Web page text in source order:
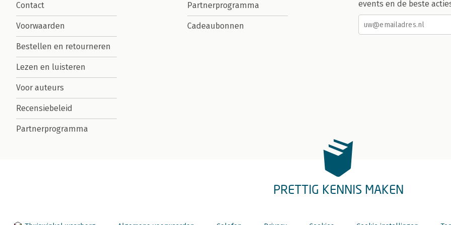
Contact
Voorwaarden
Bestellen en retourneren
Lezen en luisteren
Voor auteurs
Recensiebeleid
Partnerprogramma
Partnerprogramma
Cadeaubonnen
events en de beste
PRETTIG KENNIS MAKEN